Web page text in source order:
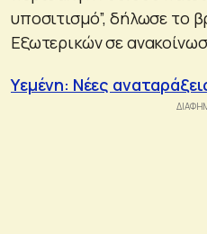
υποσιτισμό”, δήλωσε το
Εξωτερικών σε
Υεμένη: Νέες